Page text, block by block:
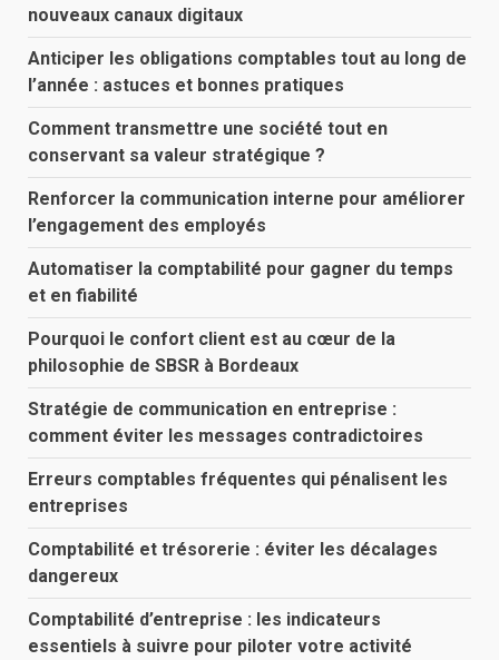
nouveaux canaux digitaux
Anticiper les obligations comptables tout au long de
l’année : astuces et bonnes pratiques
Comment transmettre une société tout en
conservant sa valeur stratégique ?
Renforcer la communication interne pour améliorer
l’engagement des employés
Automatiser la comptabilité pour gagner du temps
et en fiabilité
Pourquoi le confort client est au cœur de la
philosophie de SBSR à Bordeaux
Stratégie de communication en entreprise :
comment éviter les messages contradictoires
Erreurs comptables fréquentes qui pénalisent les
entreprises
Comptabilité et trésorerie : éviter les décalages
dangereux
Comptabilité d’entreprise : les indicateurs
essentiels à suivre pour piloter votre activité